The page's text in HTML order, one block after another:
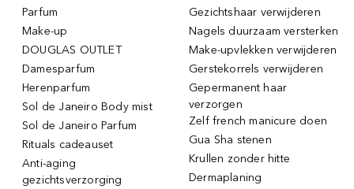
Parfum
Make-up
DOUGLAS OUTLET
Damesparfum
Herenparfum
Sol de Janeiro Body mist
Sol de Janeiro Parfum
Rituals cadeauset
Anti-aging
gezichtsverzorging
Gezichtshaar verwijderen
Nagels duurzaam versterken
Make-upvlekken verwijderen
Gerstekorrels verwijderen
Gepermanent haar
verzorgen
Zelf french manicure doen
Gua Sha stenen
Krullen zonder hitte
Dermaplaning